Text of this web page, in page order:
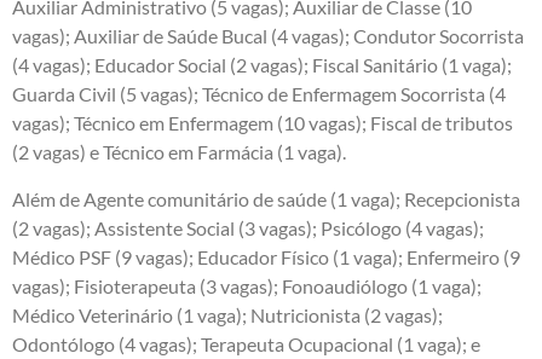
Auxiliar Administrativo (5 vagas); Auxiliar de Classe (10
vagas); Auxiliar de Saúde Bucal (4 vagas); Condutor Socorrista
(4 vagas); Educador Social (2 vagas); Fiscal Sanitário (1 vaga);
Guarda Civil (5 vagas); Técnico de Enfermagem Socorrista (4
vagas); Técnico em Enfermagem (10 vagas); Fiscal de tributos
(2 vagas) e Técnico em Farmácia (1 vaga).
Além de Agente comunitário de saúde (1 vaga); Recepcionista
(2 vagas); Assistente Social (3 vagas); Psicólogo (4 vagas);
Médico PSF (9 vagas); Educador Físico (1 vaga); Enfermeiro (9
vagas); Fisioterapeuta (3 vagas); Fonoaudiólogo (1 vaga);
Médico Veterinário (1 vaga); Nutricionista (2 vagas);
Odontólogo (4 vagas); Terapeuta Ocupacional (1 vaga); e